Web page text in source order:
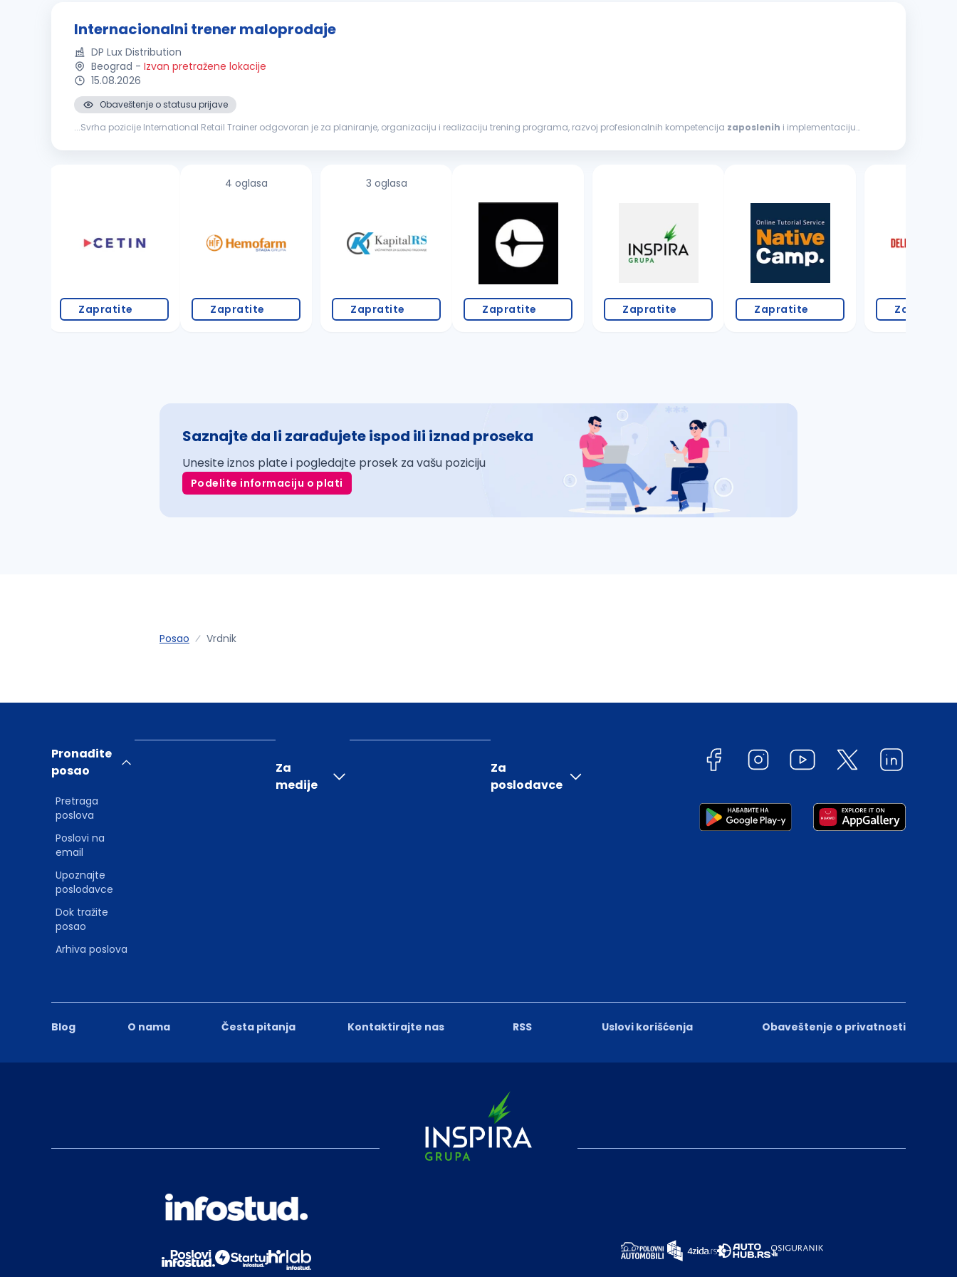
Internacionalni trener maloprodaje
DP Lux Distribution
Beograd - Izvan pretražene lokacije
15.08.2026
Obaveštenje o statusu prijave
...Svrha pozicije International Retail Trainer odgovoran je za planiranje, organizaciju i realizaciju trening programa, razvoj profesionalnih kompetencija zaposlenih i implementaciju
Zapratite
4 oglasa
Zapratite
3 oglasa
Zapratite Zapratite Zapratite Zapratite Zapratite
Saznajte da li zarađujete ispod ili iznad proseka
Unesite iznos plate i pogledajte prosek za vašu poziciju
Podelite informaciju o plati
Posao Vrdnik
Blog O nama Česta pitanja Kontaktirajte nas RSS Uslovi korišćenja Obaveštenje o privatnosti
Pronađite
posao
Pretraga
poslova
Poslovi na
email
Upoznajte
poslodavce
Dok tražite
posao
Arhiva poslova
Za
medije
Za
poslodavce